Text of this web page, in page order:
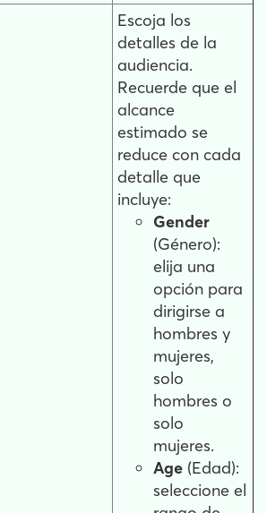
Escoja los
detalles de la
audiencia.
Recuerde que el
alcance
estimado se
reduce con cada
detalle que
incluye:
Gender
(Género):
elija una
opción para
dirigirse a
hombres y
mujeres,
solo
hombres o
solo
mujeres.
Age (Edad):
seleccione el